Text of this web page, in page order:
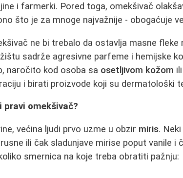
i farmerki. Pored toga, omekšivač
što je za mnoge najvažnije - obogaćuje
ne bi trebalo da ostavlja masne
sadrže agresivne parfeme i hemijske
naročito kod osoba sa osetljivom kožom
i birati proizvode koji su dermatološki
pravi omekšivač?
većina ljudi prvo uzme u obzir miris.
ili čak sladunjave mirise poput vanile i
smernica na koje treba obratiti pažnju: